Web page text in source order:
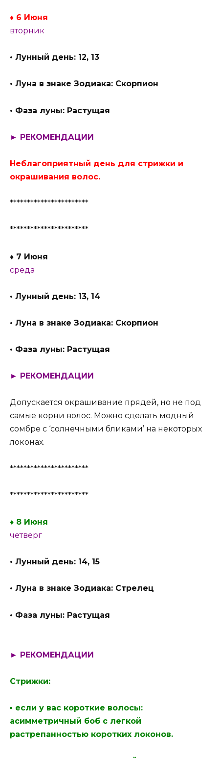
♦ 6 Июня
вторник
• Лунный день: 12, 13
• Луна в знаке Зодиака: Скорпион
• Фаза луны: Растущая
► РЕКОМЕНДАЦИИ
Неблагоприятный день для стрижки и
окрашивания волос.
***********************
***********************
♦ 7 Июня
среда
• Лунный день: 13, 14
• Луна в знаке Зодиака: Скорпион
• Фаза луны: Растущая
► РЕКОМЕНДАЦИИ
Допускается окрашивание прядей, но не под
самые корни волос. Можно сделать модный
сомбре с ‘солнечными бликами’ на некоторых
локонах.
***********************
***********************
♦ 8 Июня
четверг
• Лунный день: 14, 15
• Луна в знаке Зодиака: Стрелец
• Фаза луны: Растущая
► РЕКОМЕНДАЦИИ
Стрижки:
▪ если у вас короткие волосы:
асимметричный боб с легкой
растрепанностью коротких локонов.